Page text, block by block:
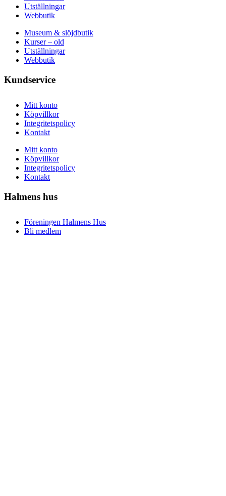
Utställningar
Webbutik
Museum & slöjdbutik
Kurser – old
Utställningar
Webbutik
Kundservice
Mitt konto
Köpvillkor
Integritetspolicy
Kontakt
Mitt konto
Köpvillkor
Integritetspolicy
Kontakt
Halmens hus
Föreningen Halmens Hus
Bli medlem